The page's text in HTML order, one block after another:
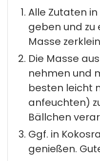
Alle Zutaten
geben und
Masse
Die Masse
nehmen und
besten leicht
anfeuchten)
Bällchen
Ggf. in
genießen.